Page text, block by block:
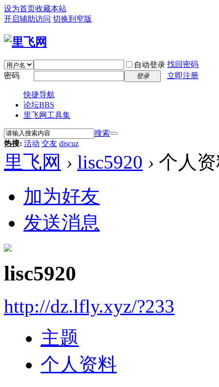
设为首页收藏本站
开启辅助访问 切换到窄版
自动登录 找回密码
密码
登录 立即注册
快捷导航
论坛BBS
里飞网工具集
搜索
热搜: 活动 交友 discuz
里飞网 › lisc5920 › 个人
加为好友
发送消息
lisc5920
http://dz.lfly.xyz/?233
主题
个人资料